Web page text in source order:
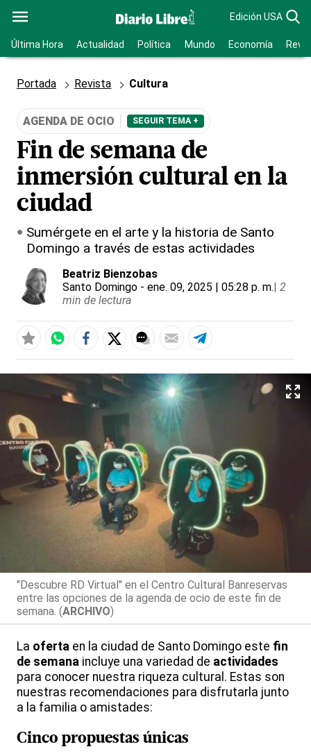
Edición USA
Última Hora Actualidad Política Mundo Economía
Portada Revista Cultura
AGENDA DE OCIO SEGUIR TEMA +
Fin de semana de
inmersión cultural en la
ciudad
Sumérgete en el arte y la historia de Santo
Domingo a través de estas actividades
Beatriz Bienzobas
Santo Domingo - ene. 09, 2025 | 05:28 p. m.| 2
min de lectura
"Descubre RD Virtual" en el Centro Cultural Banreservas
entre las opciones de la agenda de ocio de este fin de
semana. (ARCHIVO)
La oferta en la ciudad de Santo Domingo este fin
de semana incluye una variedad de actividades
para conocer nuestra riqueza cultural. Estas son
nuestras recomendaciones para disfrutarla junto
a la familia o amistades:
Cinco propuestas únicas